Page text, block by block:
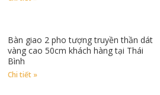
Bàn giao 2 pho tượng truyền thần dát
vàng cao 50cm khách hàng tại Thái
Bình
Chi tiết »